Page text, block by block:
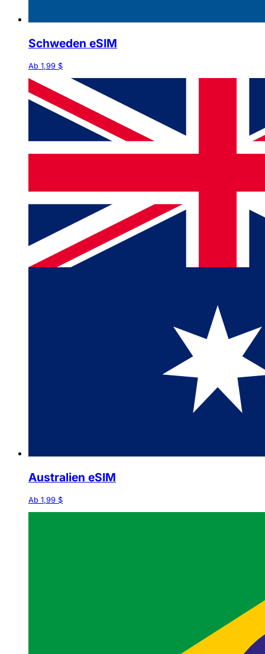
Schweden eSIM
Ab 1,99 $
Australien eSIM
Ab 1,99 $